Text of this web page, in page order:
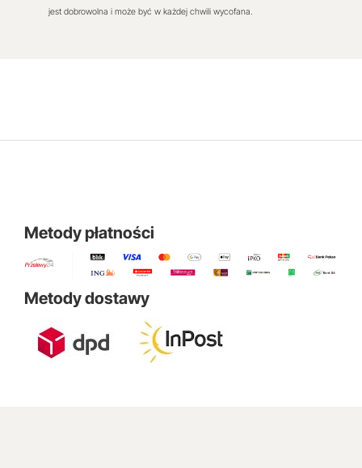
jest dobrowolna i może być w każdej chwili wycofana.
Metody płatności
Metody dostawy